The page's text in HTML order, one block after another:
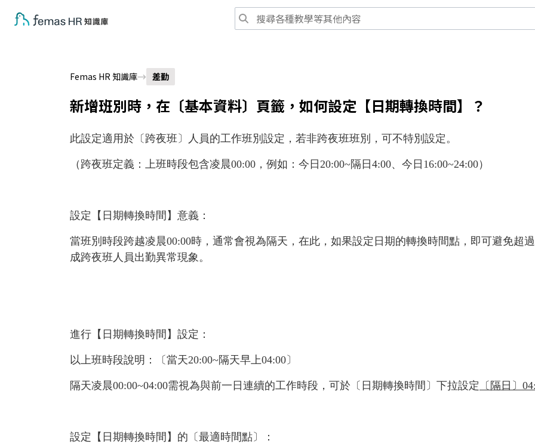
Femas HR 知識庫 差勤
新增班別時，在〔基本資料〕頁籤，如何設定【日期轉換時間】？
此設定適用於〔跨夜班〕人員的工作班別設定，若非跨夜班班別，可不特別設定。
（跨夜班定義：上班時段包含凌晨00:00 ，例如：今日 20:00~隔日 4:00、今日 16:00~24:00）
設定【日期轉換時間】意義 ：
當班別時段跨越凌晨00:00時，通常會視為隔天，在此，如果設定日期的轉換時間點， 即可避免超
成跨夜班人員出勤異常現象。
進行【日期轉換時間】設定：
以上班時段說明： 〔 當天20:00~隔天早上04:00 〕
隔天凌晨00:00~04:00需視為與前一日連續的工作時段， 可於〔日期轉換時間〕下拉設定 〔隔日〕
設定【日期轉換時間】的〔最適時間點〕：